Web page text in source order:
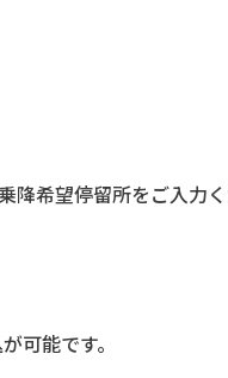
希望停留所をご入力く
可能です。